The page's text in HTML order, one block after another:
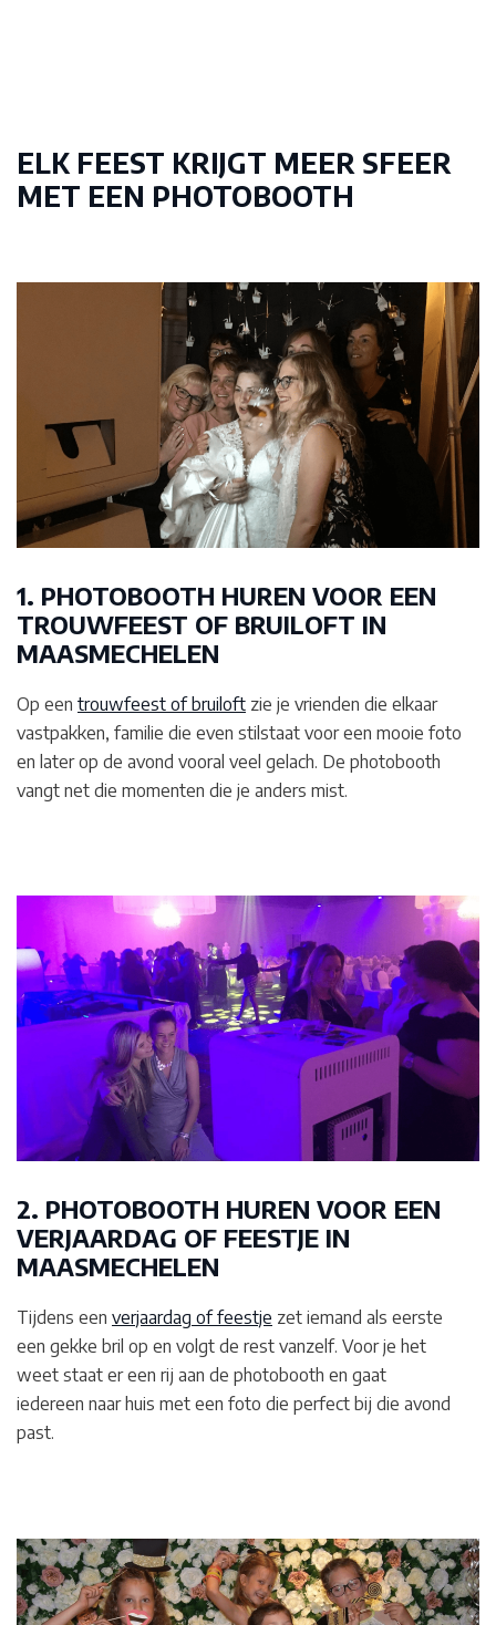
ELK FEEST KRIJGT MEER SFEER
MET EEN PHOTOBOOTH
1. PHOTOBOOTH HUREN VOOR EEN
TROUWFEEST OF BRUILOFT IN
MAASMECHELEN
Op een trouwfeest of bruiloft zie je vrienden die elkaar
vastpakken, familie die even stilstaat voor een mooie foto
en later op de avond vooral veel gelach. De photobooth
vangt net die momenten die je anders mist.
2. PHOTOBOOTH HUREN VOOR EEN
VERJAARDAG OF FEESTJE IN
MAASMECHELEN
Tijdens een verjaardag of feestje zet iemand als eerste
een gekke bril op en volgt de rest vanzelf. Voor je het
weet staat er een rij aan de photobooth en gaat
iedereen naar huis met een foto die perfect bij die avond
past.